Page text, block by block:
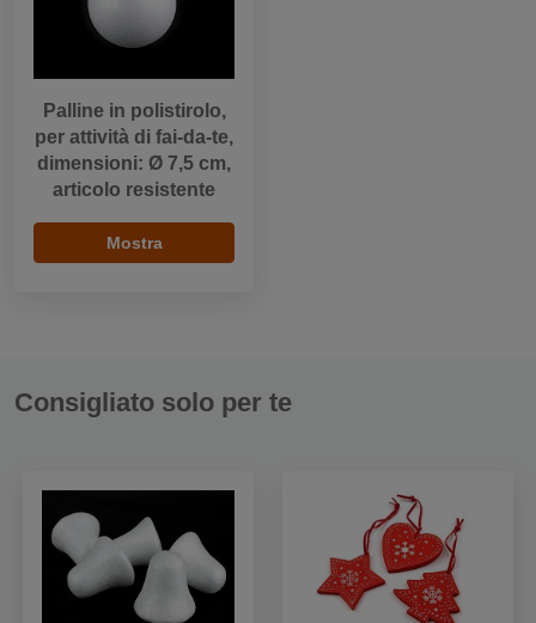
Palline in polistirolo,
per attività di fai-da-te,
dimensioni: Ø 7,5 cm,
articolo resistente
Mostra
Consigliato solo per te